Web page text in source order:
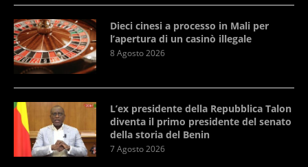
Dieci cinesi a processo in Mali per
l’apertura di un casinò illegale
8 Agosto 2026
L’ex presidente della Repubblica Talon
diventa il primo presidente del senato
della storia del Benin
7 Agosto 2026